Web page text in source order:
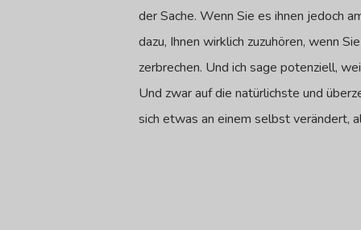
der Sache. Wenn Sie es ihnen jedoch
dazu, Ihnen wirklich zuzuhören, wenn
zerbrechen. Und ich sage potenziell,
Und zwar auf die natürlichste und
sich etwas an einem selbst verändert,